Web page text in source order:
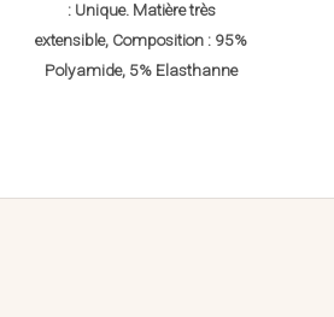
: Unique. Matière très
extensible, Composition : 95%
Polyamide, 5% Elasthanne